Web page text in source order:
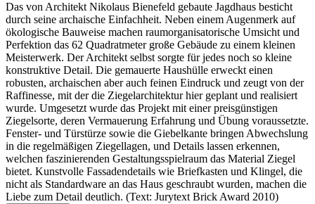
Das von Architekt Nikolaus Bienefeld gebaute Jagdhaus besticht
durch seine archaische Einfachheit. Neben einem Augenmerk auf
ökologische Bauweise machen raumorganisatorische Umsicht und
Perfektion das 62 Quadratmeter große Gebäude zu einem kleinen
Meisterwerk. Der Architekt selbst sorgte für jedes noch so kleine
konstruktive Detail. Die gemauerte Haushülle erweckt einen
robusten, archaischen aber auch feinen Eindruck und zeugt von der
Raffinesse, mit der die Ziegelarchitektur hier geplant und realisiert
wurde. Umgesetzt wurde das Projekt mit einer preisgünstigen
Ziegelsorte, deren Vermauerung Erfahrung und Übung voraussetzte.
Fenster- und Türstürze sowie die Giebelkante bringen Abwechslung
in die regelmäßigen Ziegellagen, und Details lassen erkennen,
welchen faszinierenden Gestaltungsspielraum das Material Ziegel
bietet. Kunstvolle Fassadendetails wie Briefkasten und Klingel, die
nicht als Standardware an das Haus geschraubt wurden, machen die
Liebe zum Detail deutlich. (Text: Jurytext Brick Award 2010)